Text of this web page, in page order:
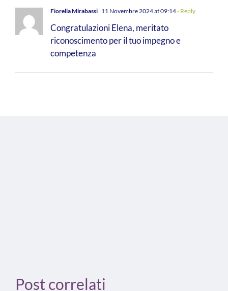
Fiorella Mirabassi 11 Novembre 2024 at 09:14- Reply
Congratulazioni Elena, meritato
riconoscimento per il tuo impegno e
competenza
Post correlati